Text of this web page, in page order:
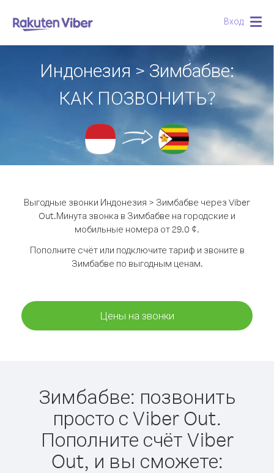
Вход
Индонезия > Зимбабве:
КАК ПОЗВОНИТЬ?
Выгодные звонки Индонезия > Зимбабве через Viber
Out.Минута звонка в Зимбабве на городские и
мобильные номера от 29.0 ¢.
Пополните счёт или подключите тариф и звоните в
Зимбабве по выгодным ценам.
Цены на звонки
Зимбабве: позвонить
просто с Viber Out.
Пополните счёт Viber
Out, и вы сможете: